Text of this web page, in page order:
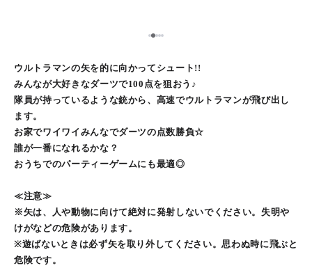
1234
ウルトラマンの矢を的に向かってシュート!!
みんなが大好きなダーツで100点を狙おう♪
隊員が持っているような銃から、高速でウルトラマンが飛び出し
ます。
お家でワイワイみんなでダーツの点数勝負☆
誰が一番になれるかな？
おうちでのパーティーゲームにも最適◎
≪注意≫
※矢は、人や動物に向けて絶対に発射しないでください。失明や
けがなどの危険があります。
※遊ばないときは必ず矢を取り外してください。思わぬ時に飛ぶと
危険です。